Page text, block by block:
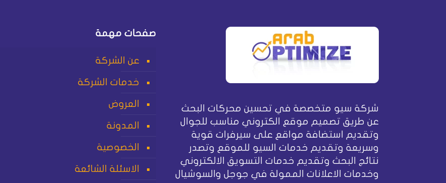
شركة سيو متخصصة في تحسين محركات البحث
عن طريق تصميم موقع الكتروني مناسب للجوال
وتقديم استضافة مواقع على سيرفرات قوية
وسريعة وتقديم خدمات السيو للموقع وتصدر
نتائج البحث وتقديم خدمات التسويق الالكتروني
وخدمات الاعلانات الممولة في جوجل والسوشيال
صفحات مهمة
عن الشركة
خدمات الشركة
العروض
المدونة
الخصوصية
الاسئلة الشائعة